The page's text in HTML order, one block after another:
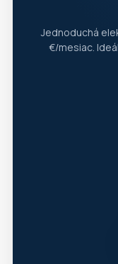
Jednoduchá
€/mesiac.